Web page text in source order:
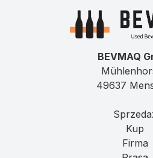
BEVMAQ
49637
Kup
Firma